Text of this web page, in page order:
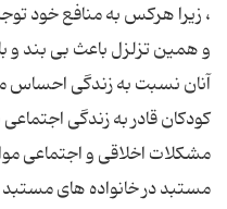
، زیرا هركس به منافع خود
و همین تزلزل باعث بی بند
آنان نسبت به زندگی احساس
كودكان قادر به زندگی
مشكلات اخلاقی و اجتماعی
مستبد در خانواده های مستبد